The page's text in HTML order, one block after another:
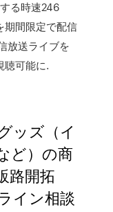
る時速246
期間限定で配信
放送ライブを
聴可能に.
ッズ（イ
ど）の商
路開拓
イン相談